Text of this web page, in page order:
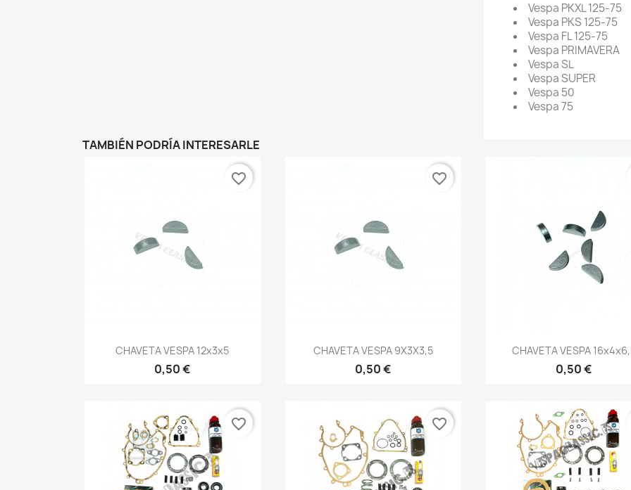
Vespa PKXL 125-75
Vespa PKS 125-75
Vespa FL 125-75
Vespa PRIMAVERA
Vespa SL
Vespa SUPER
Vespa 50
Vespa 75
TAMBIÉN PODRÍA INTERESARLE
Vista rápida
CHAVETA VESPA 12x3x5
0,50 €
favorite_border
Vista rápida
CHAVETA VESPA 9X3X3,5
0,50 €
favorite_border
Vista rápida
CHAVETA VESPA
0,50 €
favorite_border favorite_border